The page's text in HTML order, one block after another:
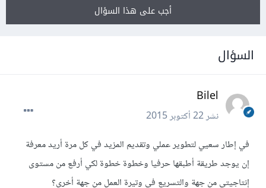
أجب على هذا السؤال
السؤال
Bilel
نشر22 أكتوبر 2015
في إطار سعيي لتطوير عملي وتقديم المزيد في كل مرة أريد معرفة
إن يوجد طريقة أطبقها حرفيا وخطوة خطوة لكي أرفع من مستوى
إنتاجيتي من جهة والتسريع في وتيرة العمل من جهة أخرى؟